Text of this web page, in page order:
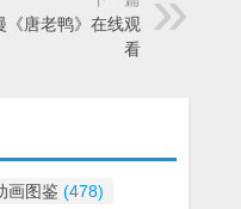
《唐老鸭》在线观
看
画图鉴 (478)